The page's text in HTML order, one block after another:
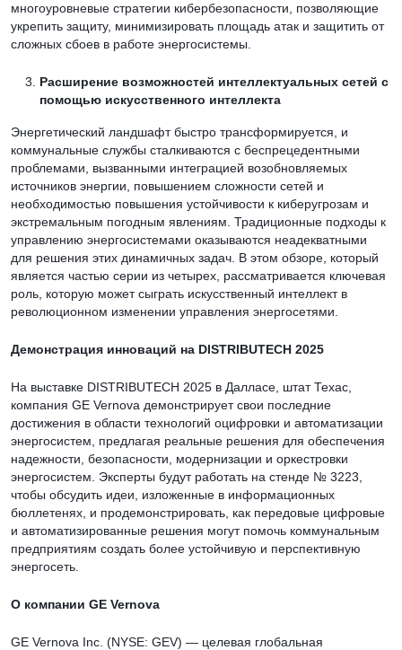
многоуровневые стратегии кибербезопасности, позволяющие
укрепить защиту, минимизировать площадь атак и защитить от
сложных сбоев в работе энергосистемы.
Расширение возможностей интеллектуальных сетей с
помощью искусственного интеллекта
Энергетический ландшафт быстро трансформируется, и
коммунальные службы сталкиваются с беспрецедентными
проблемами, вызванными интеграцией возобновляемых
источников энергии, повышением сложности сетей и
необходимостью повышения устойчивости к киберугрозам и
экстремальным погодным явлениям. Традиционные подходы к
управлению энергосистемами оказываются неадекватными
для решения этих динамичных задач. В этом обзоре, который
является частью серии из четырех, рассматривается ключевая
роль, которую может сыграть искусственный интеллект в
революционном изменении управления энергосетями.
Демонстрация инноваций на DISTRIBUTECH 2025
На выставке DISTRIBUTECH 2025 в Далласе, штат Техас,
компания GE Vernova демонстрирует свои последние
достижения в области технологий оцифровки и автоматизации
энергосистем, предлагая реальные решения для обеспечения
надежности, безопасности, модернизации и оркестровки
энергосистем. Эксперты будут работать на стенде № 3223,
чтобы обсудить идеи, изложенные в информационных
бюллетенях, и продемонстрировать, как передовые цифровые
и автоматизированные решения могут помочь коммунальным
предприятиям создать более устойчивую и перспективную
энергосеть.
О компании GE Vernova
GE Vernova Inc. (NYSE: GEV) — целевая глобальная